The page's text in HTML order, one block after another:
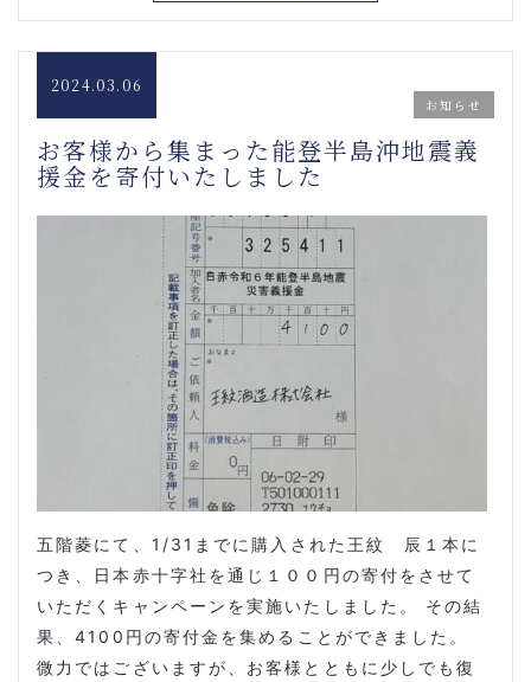
2024.03.06
お知らせ
お客様から集まった能登半島沖地震義
援金を寄付いたしました
五階菱にて、1/31までに購入された王紋 辰１本に
つき、日本赤十字社を通じ１００円の寄付をさせて
いただくキャンペーンを実施いたしました。 その結
果、4100円の寄付金を集めることができました。
微力ではございますが、お客様とともに少しでも復